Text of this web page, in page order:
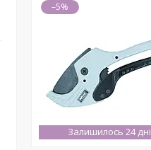
–5%
Залишилось 24 дні